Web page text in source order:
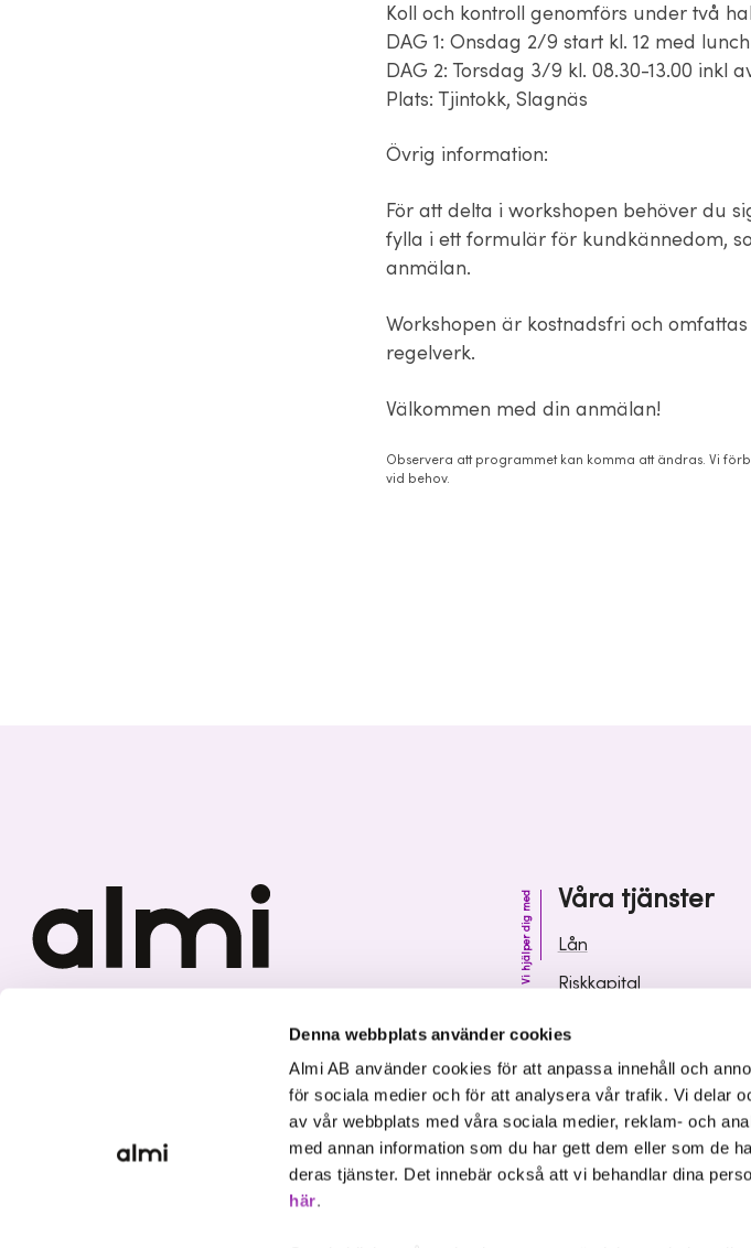
Denna webbplats använder cookies
Almi AB använder cookies för att anpassa innehåll och
för sociala medier och för att analysera vår trafik. Vi delar
av vår webbplats med våra sociala medier, reklam- och
med annan information som du har gett dem eller som de
deras tjänster. Det innebär också att vi behandlar dina
här.
Koll och kontroll genomförs under två
DAG 1: Onsdag 2/9 start kl. 12 med lunch
DAG 2: Torsdag 3/9 kl. 08.30-13.00 inkl
Plats: Tjintokk, Slagnäs
Övrig information:
För att delta i workshopen behöver du
fylla i ett formulär för kundkännedom,
anmälan.
Workshopen är kostnadsfri och
regelverk.
Välkommen med din anmälan!
Observera att programmet kan komma att ändras. Vi
vid behov.
Våra tjänster
Vi hjälper dig med
Lån
Riskkapital
Kunskap och inspiration